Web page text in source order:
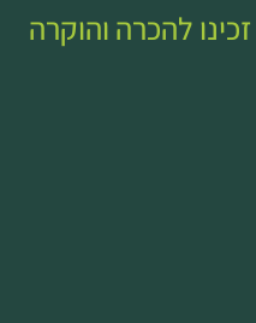
זכינו להכרה והוקרה